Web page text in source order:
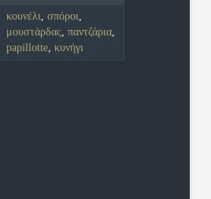
κουνέλι,σπόροι,
μουστάρδας,παντζάρια,
papillotte,κυνήγι